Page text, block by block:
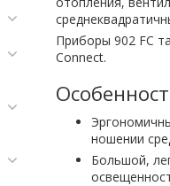
Приборы 902 FC
Connect.
ношении
Большой,